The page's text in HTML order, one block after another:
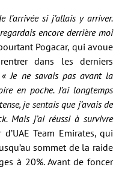
l’arrivée si j’allais y arriver.
encore derrière moi
Pogacar, qui avoue
dans les derniers
« Je ne savais pas avant la
en poche. J’ai longtemps
je sentais que j’avais de
Mais j’ai réussi à survivre
Team Emirates, qui
sommet de la raide
à 20%. Avant de foncer